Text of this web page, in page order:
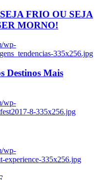
FRIO OU SEJA
MORNO!
wp-
335x256.jpg
Destinos Mais
wp-
8-335x256.jpg
wp-
experience-335x256.jpg